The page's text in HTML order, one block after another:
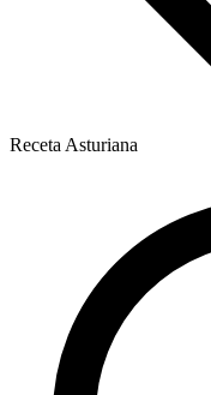
Receta Asturiana